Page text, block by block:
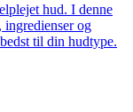
hud. I denne
og
til din hudtype.